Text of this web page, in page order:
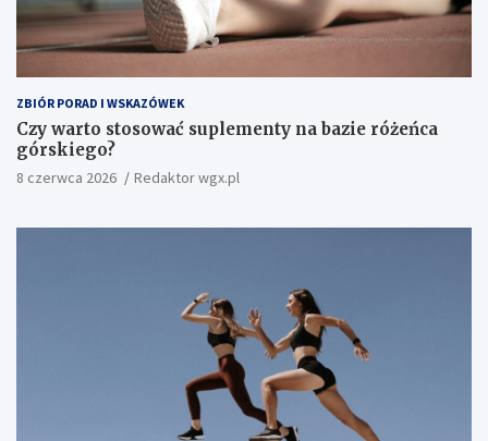
ZBIÓR PORAD I WSKAZÓWEK
Czy warto stosować suplementy na bazie różeńca
górskiego?
8 czerwca 2026 Redaktor wgx.pl